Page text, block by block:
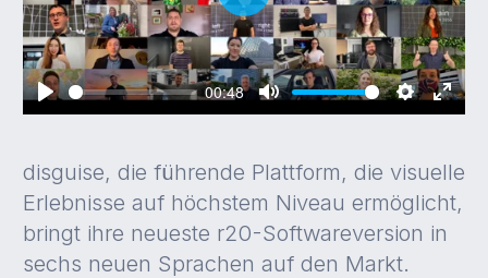
Play
00:48
Mute Settings
Enter
Play
disguise, die führende Plattform, die visuelle
Erlebnisse auf höchstem Niveau ermöglicht,
bringt ihre neueste r20-Softwareversion in
sechs neuen Sprachen auf den Markt.